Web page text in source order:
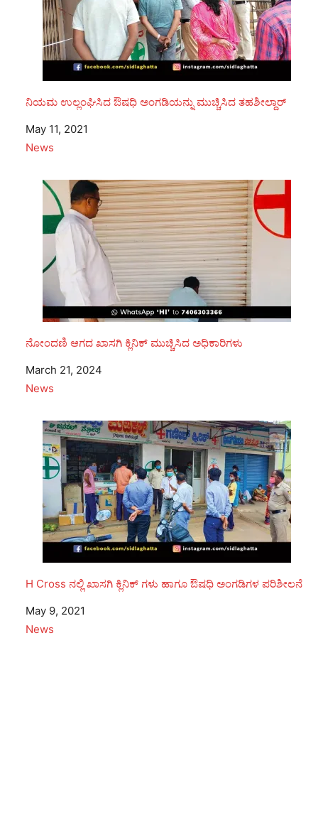
ನಿಯಮ ಉಲ್ಲಂಘಿಸಿದ ಔಷಧಿ ಅಂಗಡಿಯನ್ನು ಮುಚ್ಚಿಸಿದ ತಹಶೀಲ್ದಾರ್‍
Date
May 11, 2021
In relation to
News
ನೋಂದಣಿ ಆಗದ ಖಾಸಗಿ ಕ್ಲಿನಿಕ್ ಮುಚ್ಚಿಸಿದ ಅಧಿಕಾರಿಗಳು
Date
March 21, 2024
In relation to
News
H Cross ನಲ್ಲಿ ಖಾಸಗಿ ಕ್ಲಿನಿಕ್ ಗಳು ಹಾಗೂ ಔಷಧಿ ಅಂಗಡಿಗಳ ಪರಿಶೀಲನೆ
Date
May 9, 2021
In relation to
News